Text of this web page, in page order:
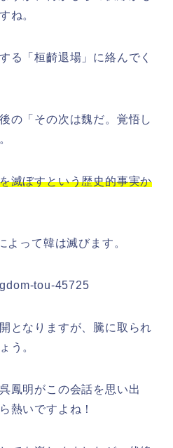
ね。
る「桓齮退場」に絡んでく
の「その次は魏だ。覚悟し
滅ぼすという歴史的事実か
って韓は滅びます。
tou-45725
となりますが、騰に取られ
う。
鳳明がこの会話を思い出
熱いですよね！